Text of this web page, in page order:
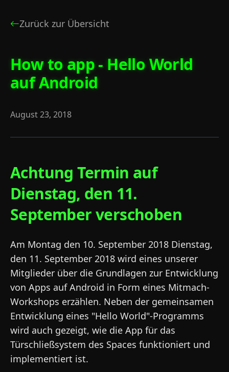
Zurück zur Übersicht
How to app - Hello World
auf Android
August 23, 2018
Achtung Termin auf
Dienstag, den 11.
September verschoben
Am Montag den 10. September 2018 Dienstag,
den 11. September 2018 wird eines unserer
Mitglieder über die Grundlagen zur Entwicklung
von Apps auf Android in Form eines Mitmach-
Workshops erzählen. Neben der gemeinsamen
Entwicklung eines "Hello World"-Programms
wird auch gezeigt, wie die App für das
Türschließsystem des Spaces funktioniert und
implementiert ist.